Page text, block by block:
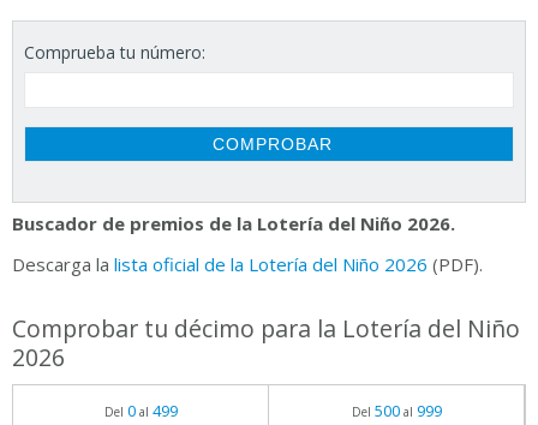
Comprueba tu número:
Buscador de premios de la Lotería del Niño 2026.
Descarga la lista oficial de la Lotería del Niño 2026 (PDF).
Comprobar tu décimo para la Lotería del Niño
2026
Del 0al 499 Del 500al 999